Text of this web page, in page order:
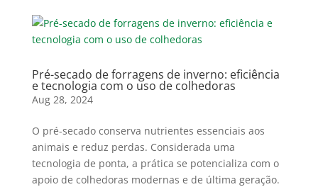
Pré-secado de forragens de inverno: eficiência
e tecnologia com o uso de colhedoras
Aug 28, 2024
O pré-secado conserva nutrientes essenciais aos
animais e reduz perdas. Considerada uma
tecnologia de ponta, a prática se potencializa com o
apoio de colhedoras modernas e de última geração.